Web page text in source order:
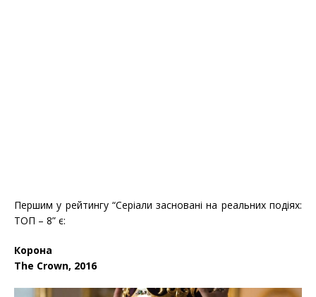
Першим у рейтингу “Серіали засновані на реальних подіях:
ТОП – 8” є:
Корона
The Crown, 2016